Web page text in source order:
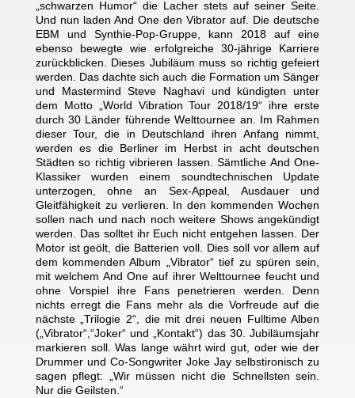
„schwarzen Humor“ die Lacher stets auf seiner Seite.
Und nun laden And One den Vibrator auf. Die deutsche
EBM und Synthie-Pop-Gruppe, kann 2018 auf eine
ebenso bewegte wie erfolgreiche 30-jährige Karriere
zurückblicken. Dieses Jubiläum muss so richtig gefeiert
werden. Das dachte sich auch die Formation um Sänger
und Mastermind Steve Naghavi und kündigten unter
dem Motto „World Vibration Tour 2018/19“ ihre erste
durch 30 Länder führende Welttournee an. Im Rahmen
dieser Tour, die in Deutschland ihren Anfang nimmt,
werden es die Berliner im Herbst in acht deutschen
Städten so richtig vibrieren lassen. Sämtliche And One-
Klassiker wurden einem soundtechnischen Update
unterzogen, ohne an Sex-Appeal, Ausdauer und
Gleitfähigkeit zu verlieren. In den kommenden Wochen
sollen nach und nach noch weitere Shows angekündigt
werden. Das solltet ihr Euch nicht entgehen lassen. Der
Motor ist geölt, die Batterien voll. Dies soll vor allem auf
dem kommenden Album „Vibrator“ tief zu spüren sein,
mit welchem And One auf ihrer Welttournee feucht und
ohne Vorspiel ihre Fans penetrieren werden. Denn
nichts erregt die Fans mehr als die Vorfreude auf die
nächste „Trilogie 2“, die mit drei neuen Fulltime Alben
(„Vibrator“,“Joker“ und „Kontakt“) das 30. Jubiläumsjahr
markieren soll. Was lange währt wird gut, oder wie der
Drummer und Co-Songwriter Joke Jay selbstironisch zu
sagen pflegt: „Wir müssen nicht die Schnellsten sein.
Nur die Geilsten.“